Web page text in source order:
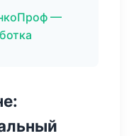
—